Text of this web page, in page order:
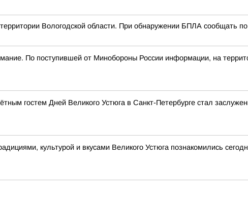
Вологодской области. При обнаружении БПЛА сообщать
По поступившей от Минобороны России информации, на
гостем Дней Великого Устюга в Санкт-Петербурге стал
культурой и вкусами Великого Устюга познакомились